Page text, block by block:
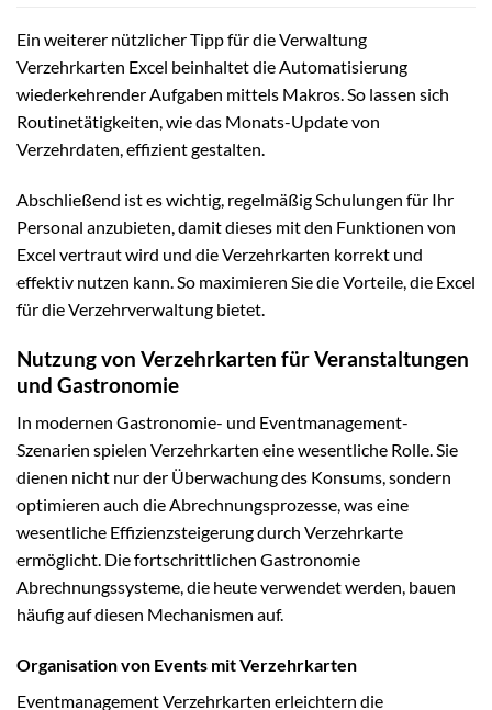
Ein weiterer nützlicher Tipp für die Verwaltung
Verzehrkarten Excel beinhaltet die Automatisierung
wiederkehrender Aufgaben mittels Makros. So lassen sich
Routinetätigkeiten, wie das Monats-Update von
Verzehrdaten, effizient gestalten.
Abschließend ist es wichtig, regelmäßig Schulungen für Ihr
Personal anzubieten, damit dieses mit den Funktionen von
Excel vertraut wird und die Verzehrkarten korrekt und
effektiv nutzen kann. So maximieren Sie die Vorteile, die Excel
für die Verzehrverwaltung bietet.
Nutzung von Verzehrkarten für Veranstaltungen
und Gastronomie
In modernen Gastronomie- und Eventmanagement-
Szenarien spielen Verzehrkarten eine wesentliche Rolle. Sie
dienen nicht nur der Überwachung des Konsums, sondern
optimieren auch die Abrechnungsprozesse, was eine
wesentliche Effizienzsteigerung durch Verzehrkarte
ermöglicht. Die fortschrittlichen Gastronomie
Abrechnungssysteme, die heute verwendet werden, bauen
häufig auf diesen Mechanismen auf.
Organisation von Events mit Verzehrkarten
Eventmanagement Verzehrkarten erleichtern die